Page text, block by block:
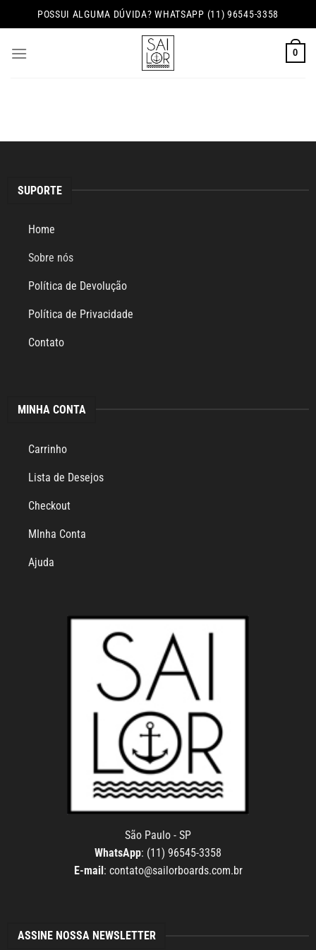
to
POSSUI ALGUMA DÚVIDA? WHATSAPP (11) 96545-3358
0
SUPORTE
Home
Sobre nós
Política de Devolução
Política de Privacidade
Contato
MINHA CONTA
Carrinho
Lista de Desejos
Checkout
MInha Conta
Ajuda
São Paulo - SP
WhatsApp: (11) 96545-3358
E-mail: contato@sailorboards.com.br
ASSINE NOSSA NEWSLETTER